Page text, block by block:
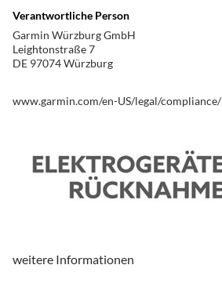
Verantwortliche Person
Garmin Würzburg GmbH
Leightonstraße 7
DE 97074 Würzburg
www.garmin.com/en-US/legal/compliance/
weitere Informationen